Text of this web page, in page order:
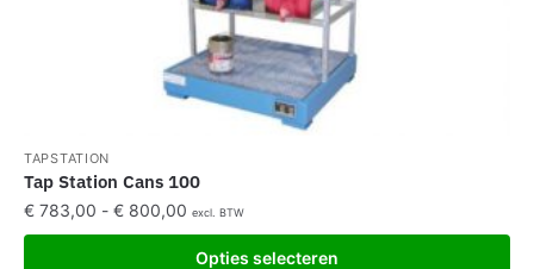
TAPSTATION
Tap Station Cans 100
€ 783,00 - € 800,00 excl. BTW
Opties selecteren